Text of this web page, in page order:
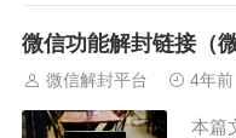
现在
微信功能解封链接（
微信解封平台 4年前
本篇